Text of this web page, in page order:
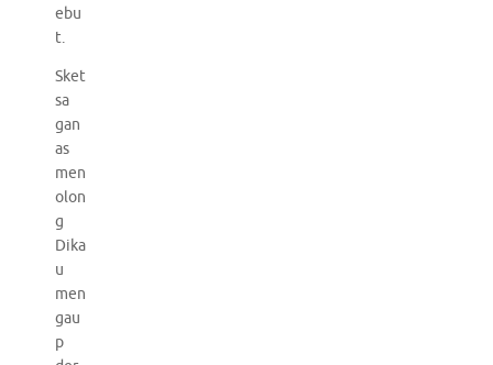
ebu
t.
Sket
sa
gan
as
men
olon
g
Dika
u
men
gau
p